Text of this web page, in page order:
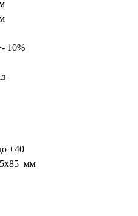
10%
+40
мм